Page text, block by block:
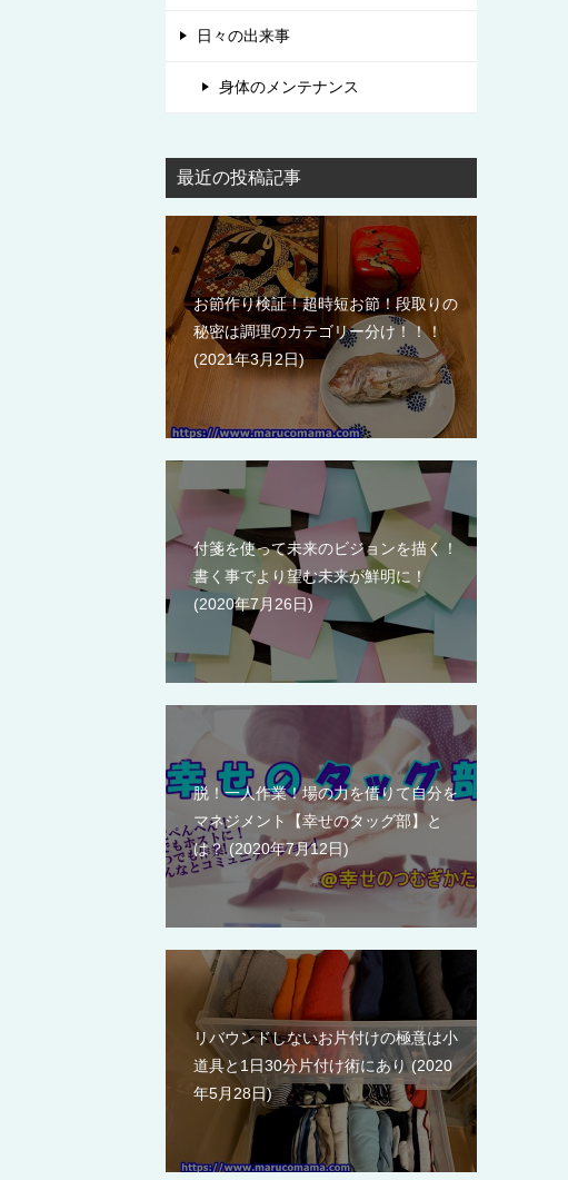
日々の出来事
身体のメンテナンス
最近の投稿記事
お節作り検証！超時短お節！段取りの
秘密は調理のカテゴリー分け！！！
2021年3月2日
付箋を使って未来のビジョンを描く！
書く事でより望む未来が鮮明に！
2020年7月26日
脱！一人作業！場の力を借りて自分を
マネジメント【幸せのタッグ部】と
は？
2020年7月12日
リバウンドしないお片付けの極意は小
道具と1日30分片付け術にあり
2020
年5月28日